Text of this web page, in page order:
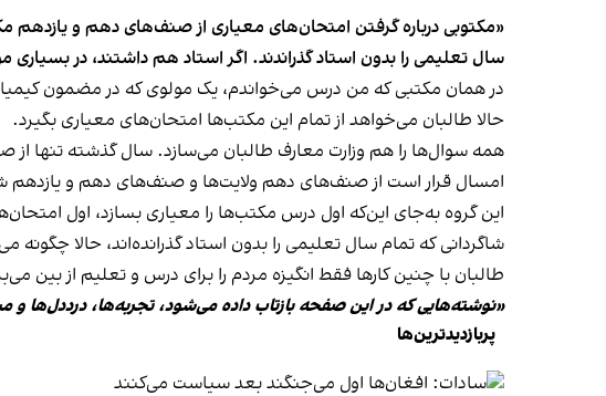
«مکتوبی درباره گرفتن امتحان‌های معیاری از صنف‌های دهم و
سال تعلیمی را بدون استاد گذراندند. اگر استاد هم داشتند، در بسیاری
در همان مکتبی که من درس می‌خواندم، یک مولوی که در مضمون
حالا طالبان می‌خواهد از تمام این مکتب‌ها امتحان‌های معیاری بگیرد.
همه سوال‌ها را هم وزارت معارف طالبان می‌سازد. سال گذشته تنها از
امسال قرار است از صنف‌های دهم ولایت‌ها و صنف‌های دهم و یازدهم
این گروه به‌جای این‌که اول درس مکتب‌ها را معیاری بسازد، اول
شاگردانی که تمام سال تعلیمی را بدون استاد گذرانده‌اند، حالا چگونه
طالبان با چنین کارها فقط انگیزه مردم را برای درس و تعلیم از بین
«نوشته‌هایی که در این صفحه بازتاب داده می‌شود، تجربه‌ها،
پربازدیدترین‌ها